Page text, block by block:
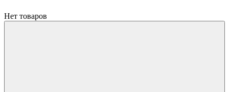
Нет товаров